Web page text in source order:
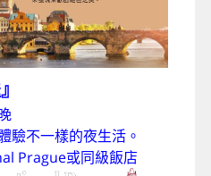
驗不一樣的夜生活。
Prague或同級飯店